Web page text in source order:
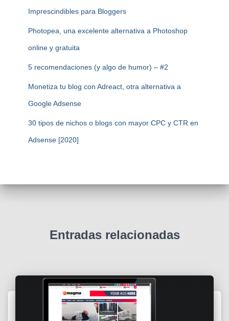
Imprescindibles para Bloggers
Photopea, una excelente alternativa a Photoshop
online y gratuita
5 recomendaciones (y algo de humor) – #2
Monetiza tu blog con Adreact, otra alternativa a
Google Adsense
30 tipos de nichos o blogs con mayor CPC y CTR en
Adsense [2020]
Entradas relacionadas